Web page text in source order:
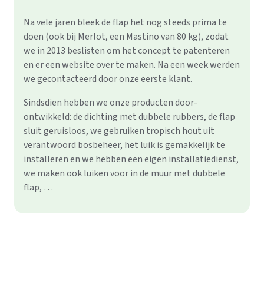
Na vele jaren bleek de flap het nog steeds prima te
doen (ook bij Merlot, een Mastino van 80 kg), zodat
we in 2013 beslisten om het concept te patenteren
en er een website over te maken. Na een week werden
we gecontacteerd door onze eerste klant.
Sindsdien hebben we onze producten door-
ontwikkeld: de dichting met dubbele rubbers, de flap
sluit geruisloos, we gebruiken tropisch hout uit
verantwoord bosbeheer, het luik is gemakkelijk te
installeren en we hebben een eigen installatiedienst,
we maken ook luiken voor in de muur met dubbele
flap, …